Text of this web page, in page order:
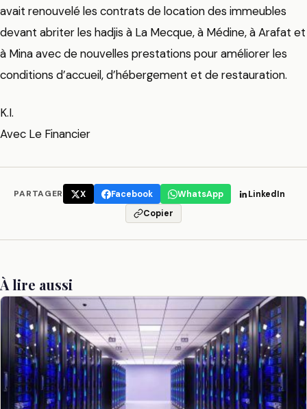
avait renouvelé les contrats de location des immeubles
devant abriter les hadjis à La Mecque, à Médine, à Arafat et
à Mina avec de nouvelles prestations pour améliorer les
conditions d’accueil, d’hébergement et de restauration.
K.I.
Avec Le Financier
PARTAGER X Facebook WhatsApp
LinkedIn
Copier
À lire aussi